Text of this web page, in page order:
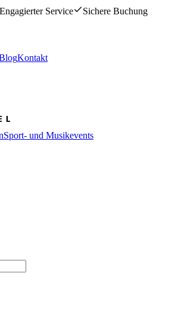
Engagierter Service
Sichere Buchung
Kontakt
Sport- und Musikevents